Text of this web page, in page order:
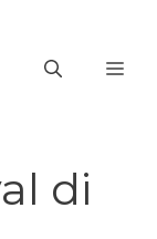
di